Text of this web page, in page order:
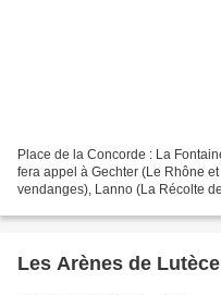
Place de la Concorde : La
fera appel à Gechter (Le Rhône
vendanges), Lanno (La Récolte
Les Arènes de Lutèce